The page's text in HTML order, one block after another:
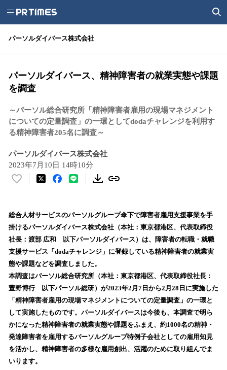
パーソルダイバース株式会社
パーソルダイバース、精神障害者の就業実態や課題
を調査
～パーソル総合研究所「精神障害者雇用の現場マネジメント
についての定量調査」の一環としてdodaチャレンジを利用す
る精神障害者205名に調査～
パーソルダイバース株式会社
2023年7月10日 14時10分
い
！
数
を
読
み
込
み
中
で
す
総合人材サービスのパーソルグループ傘下で障害者雇用支援事業を手
掛けるパーソルダイバース株式会社（本社：東京都港区、代表取締役
社長：渡部 広和 以下パーソルダイバース）は、障害者の転職・就職
支援サービス「dodaチャレンジ」に登録している精神障害者の就業実
態や課題などを調査しました。
本調査はパーソル総合研究所（本社：東京都港区、代表取締役社長：
萱野博行 以下パーソル総研）が2023年2月7日から2月28日に実施した
「精神障害者雇用の現場マネジメントについての定量調査」の一環と
して実施したものです。パーソルダイバースは今後も、本調査で明ら
かになった精神障害者の就業実態や課題をふまえ、約1000名の精神・
発達障害者を雇用するパーソルグループ特例子会社としての雇用知見
を活かし、精神障害者の多様な雇用創出、活躍のために取り組んでま
いります。